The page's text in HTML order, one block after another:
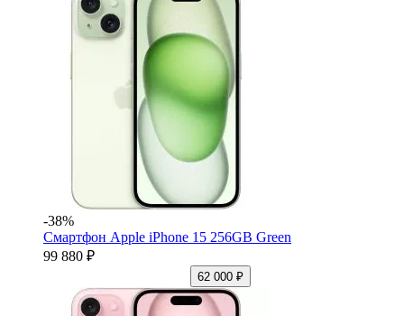
-38%
Смартфон Apple iPhone 15 256GB Green
99 880 ₽
62 000 ₽